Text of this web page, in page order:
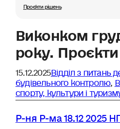
Проєкти рішень
Виконком
року.
15.12.2025Відділ з питань
будівельного контролю,
спорту, культури і
Р-ня Р-ма 18.12 2025